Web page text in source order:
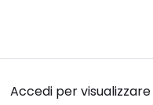
Accedi per